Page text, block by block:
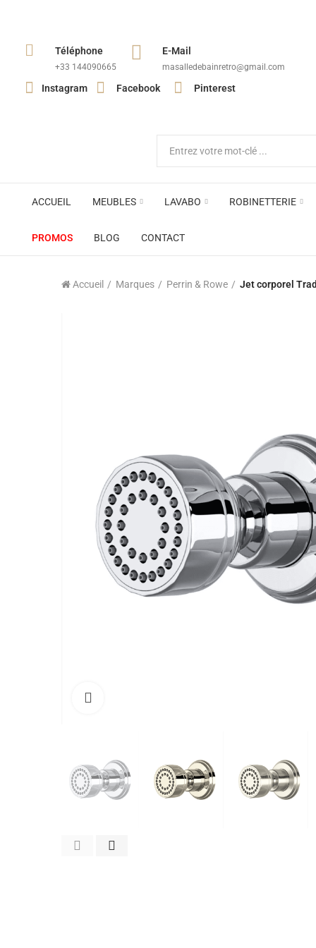
Téléphone
+33 144090665​
E-Mail
masalledebainretro@gmail.com
Instagram Facebook Pinterest
ACCUEIL MEUBLES LAVABO ROBINETTERIE
PROMOS BLOG CONTACT
Accueil Marques Perrin & Rowe Jet corporel